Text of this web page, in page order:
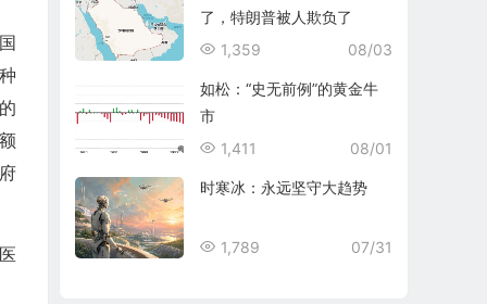
了，特朗普被人欺负了
08/03
1,359
如松：“史无前例”的黄金牛
市
08/01
1,411
时寒冰：永远坚守大趋势
07/31
1,789